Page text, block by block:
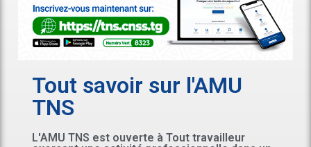
Tout savoir sur l'AMU
TNS
L'AMU TNS est ouverte à Tout travailleur